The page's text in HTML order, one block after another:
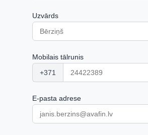
Uzvārds
Mobilais tālrunis
+371
E-pasta adrese